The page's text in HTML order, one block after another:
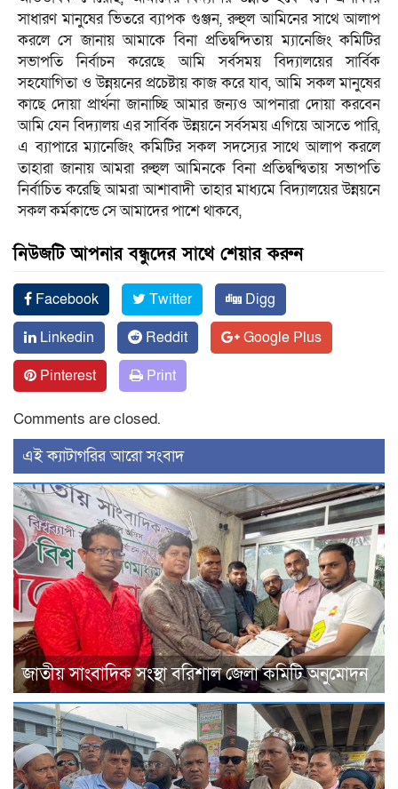
সাধারণ মানুষের ভিতরে ব্যাপক গুঞ্জন, রুহুল আমিনের সাথে আলাপ
করলে সে জানায় আমাকে বিনা প্রতিদ্বন্দিতায় ম্যানেজিং কমিটির
সভাপতি নির্বাচন করেছে আমি সর্বসময় বিদ্যালয়ের সার্বিক
সহযোগিতা ও উন্নয়নের প্রচেষ্টায় কাজ করে যাব, আমি সকল মানুষের
কাছে দোয়া প্রার্থনা জানাচ্ছি আমার জন্যও আপনারা দোয়া করবেন
আমি যেন বিদ্যালয় এর সার্বিক উন্নয়নে সর্বসময় এগিয়ে আসতে পারি,
এ ব্যাপারে ম্যানেজিং কমিটির সকল সদস্যের সাথে আলাপ করলে
তাহারা জানায় আমরা রুহুল আমিনকে বিনা প্রতিদ্বন্দ্বিতায় সভাপতি
নির্বাচিত করেছি আমরা আশাবাদী তাহার মাধ্যমে বিদ্যালয়ের উন্নয়নে
সকল কর্মকান্ডে সে আমাদের পাশে থাকবে,
নিউজটি আপনার বন্ধুদের সাথে শেয়ার করুন
Facebook Twitter
Digg
Linkedin
Reddit
Google Plus
Pinterest
Print
Comments are closed.
‍এই ক্যাটাগরির ‍আরো সংবাদ
জাতীয় সাংবাদিক সংস্থা বরিশাল জেলা কমিটি অনুমোদন